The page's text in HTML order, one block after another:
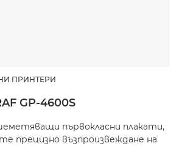
ПРИНТЕРИ
GP-4600S
първокласни плакати,
прецизно възпроизвеждане на